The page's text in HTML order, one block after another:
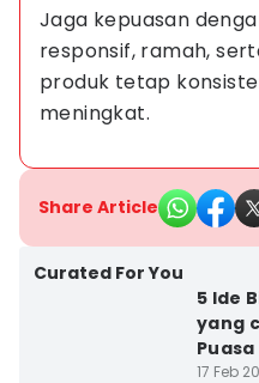
Jaga kepuasan
responsif, ramah,
produk tetap
meningkat.
Share Article
Curated For You
5 Ide
yang
Puasa
17 Feb